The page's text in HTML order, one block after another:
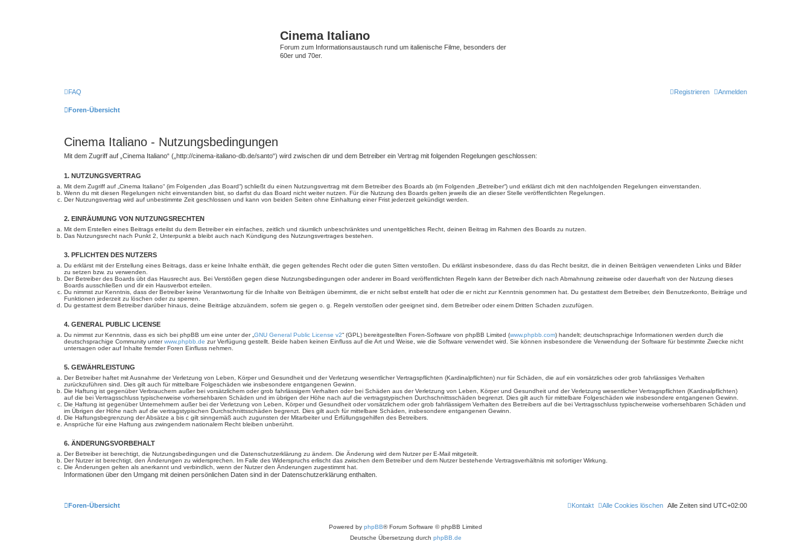
Cinema Italiano
Forum zum Informationsaustausch rund um italienische Filme, besonders der
60er und 70er.
FAQ Anmelden
Registrieren
Foren-Übersicht
Cinema Italiano - Nutzungsbedingungen
Mit dem Zugriff auf „Cinema Italiano“ („http://cinema-italiano-db.de/santo“) wird zwischen dir und dem Betreiber ein Vertrag mit folgenden Regelungen geschlossen:
1. NUTZUNGSVERTRAG
Mit dem Zugriff auf „Cinema Italiano“ (im Folgenden „das Board“) schließt du einen Nutzungsvertrag mit dem Betreiber des Boards ab (im Folgenden „Betreiber“) und erklärst dich mit den nachfolgenden Regelungen einverstanden.
Wenn du mit diesen Regelungen nicht einverstanden bist, so darfst du das Board nicht weiter nutzen. Für die Nutzung des Boards gelten jeweils die an dieser Stelle veröffentlichten Regelungen.
Der Nutzungsvertrag wird auf unbestimmte Zeit geschlossen und kann von beiden Seiten ohne Einhaltung einer Frist jederzeit gekündigt werden.
2. EINRÄUMUNG VON NUTZUNGSRECHTEN
Mit dem Erstellen eines Beitrags erteilst du dem Betreiber ein einfaches, zeitlich und räumlich unbeschränktes und unentgeltliches Recht, deinen Beitrag im Rahmen des Boards zu nutzen.
Das Nutzungsrecht nach Punkt 2, Unterpunkt a bleibt auch nach Kündigung des Nutzungsvertrages bestehen.
3. PFLICHTEN DES NUTZERS
Du erklärst mit der Erstellung eines Beitrags, dass er keine Inhalte enthält, die gegen geltendes Recht oder die guten Sitten verstoßen. Du erklärst insbesondere, dass du das Recht besitzt, die in deinen Beiträgen verwendeten Links und Bilder
zu setzen bzw. zu verwenden.
Der Betreiber des Boards übt das Hausrecht aus. Bei Verstößen gegen diese Nutzungsbedingungen oder anderer im Board veröffentlichten Regeln kann der Betreiber dich nach Abmahnung zeitweise oder dauerhaft von der Nutzung dieses
Boards ausschließen und dir ein Hausverbot erteilen.
Du nimmst zur Kenntnis, dass der Betreiber keine Verantwortung für die Inhalte von Beiträgen übernimmt, die er nicht selbst erstellt hat oder die er nicht zur Kenntnis genommen hat. Du gestattest dem Betreiber, dein Benutzerkonto, Beiträge und
Funktionen jederzeit zu löschen oder zu sperren.
Du gestattest dem Betreiber darüber hinaus, deine Beiträge abzuändern, sofern sie gegen o. g. Regeln verstoßen oder geeignet sind, dem Betreiber oder einem Dritten Schaden zuzufügen.
4. GENERAL PUBLIC LICENSE
Du nimmst zur Kenntnis, dass es sich bei phpBB um eine unter der „ GNU General Public License v2“ (GPL) bereitgestellten Foren-Software von phpBB Limited (www.phpbb.com) handelt; deutschsprachige Informationen werden durch die
deutschsprachige Community unterwww.phpbb.de zur Verfügung gestellt. Beide haben keinen Einfluss auf die Art und Weise, wie die Software verwendet wird. Sie können insbesondere die Verwendung der Software für bestimmte Zwecke nicht
untersagen oder auf Inhalte fremder Foren Einfluss nehmen.
5. GEWÄHRLEISTUNG
Der Betreiber haftet mit Ausnahme der Verletzung von Leben, Körper und Gesundheit und der Verletzung wesentlicher Vertragspflichten (Kardinalpflichten) nur für Schäden, die auf ein vorsätzliches oder grob fahrlässiges Verhalten
zurückzuführen sind. Dies gilt auch für mittelbare Folgeschäden wie insbesondere entgangenen Gewinn.
Die Haftung ist gegenüber Verbrauchern außer bei vorsätzlichem oder grob fahrlässigem Verhalten oder bei Schäden aus der Verletzung von Leben, Körper und Gesundheit und der Verletzung wesentlicher Vertragspflichten (Kardinalpflichten)
auf die bei Vertragsschluss typischerweise vorhersehbaren Schäden und im übrigen der Höhe nach auf die vertragstypischen Durchschnittsschäden begrenzt. Dies gilt auch für mittelbare Folgeschäden wie insbesondere entgangenen Gewinn.
Die Haftung ist gegenüber Unternehmern außer bei der Verletzung von Leben, Körper und Gesundheit oder vorsätzlichem oder grob fahrlässigem Verhalten des Betreibers auf die bei Vertragsschluss typischerweise vorhersehbaren Schäden und
im Übrigen der Höhe nach auf die vertragstypischen Durchschnittsschäden begrenzt. Dies gilt auch für mittelbare Schäden, insbesondere entgangenen Gewinn.
Die Haftungsbegrenzung der Absätze a bis c gilt sinngemäß auch zugunsten der Mitarbeiter und Erfüllungsgehilfen des Betreibers.
Ansprüche für eine Haftung aus zwingendem nationalem Recht bleiben unberührt.
6. ÄNDERUNGSVORBEHALT
Der Betreiber ist berechtigt, die Nutzungsbedingungen und die Datenschutzerklärung zu ändern. Die Änderung wird dem Nutzer per E-Mail mitgeteilt.
Der Nutzer ist berechtigt, den Änderungen zu widersprechen. Im Falle des Widerspruchs erlischt das zwischen dem Betreiber und dem Nutzer bestehende Vertragsverhältnis mit sofortiger Wirkung.
Die Änderungen gelten als anerkannt und verbindlich, wenn der Nutzer den Änderungen zugestimmt hat.
Informationen über den Umgang mit deinen persönlichen Daten sind in der Datenschutzerklärung enthalten.
Foren-Übersicht Alle Zeiten sind UTC+02:00
Alle Cookies löschen
Kontakt
Powered by phpBB® Forum Software © phpBB Limited
Deutsche Übersetzung durch phpBB.de